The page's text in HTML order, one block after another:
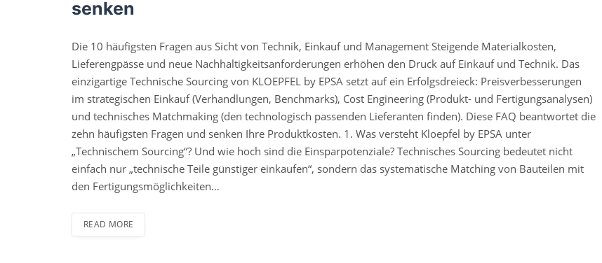
senken
Die 10 häufigsten Fragen aus Sicht von Technik, Einkauf und Management Steigende Materialkosten,
Lieferengpässe und neue Nachhaltigkeitsanforderungen erhöhen den Druck auf Einkauf und Technik. Das
einzigartige Technische Sourcing von KLOEPFEL by EPSA setzt auf ein Erfolgsdreieck: Preisverbesserungen
im strategischen Einkauf (Verhandlungen, Benchmarks), Cost Engineering (Produkt- und Fertigungsanalysen)
und technisches Matchmaking (den technologisch passenden Lieferanten finden). Diese FAQ beantwortet die
zehn häufigsten Fragen und senken Ihre Produktkosten. 1. Was versteht Kloepfel by EPSA unter
„Technischem Sourcing“? Und wie hoch sind die Einsparpotenziale? Technisches Sourcing bedeutet nicht
einfach nur „technische Teile günstiger einkaufen“, sondern das systematische Matching von Bauteilen mit
den Fertigungsmöglichkeiten…
READ MORE